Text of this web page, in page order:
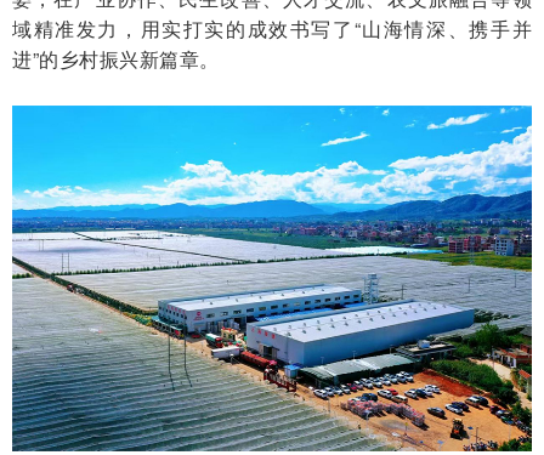
域精准发力，用实打实的成效书写了“山海情深、携手并
进”的乡村振兴新篇章。